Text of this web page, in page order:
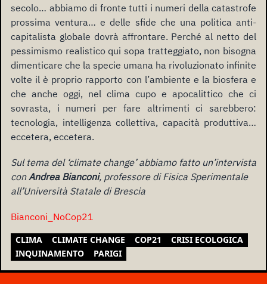
secolo… abbiamo di fronte tutti i numeri della catastrofe
prossima ventura… e delle sfide che una politica anti-
capitalista globale dovrà affrontare. Perché al netto del
pessimismo realistico qui sopa tratteggiato, non bisogna
dimenticare che la specie umana ha rivoluzionato infinite
volte il è proprio rapporto con l’ambiente e la biosfera e
che anche oggi, nel clima cupo e apocalittico che ci
sovrasta, i numeri per fare altrimenti ci sarebbero:
tecnologia, intelligenza collettiva, capacità produttiva…
eccetera, eccetera.
Sul tema del ‘climate change’ abbiamo fatto un’intervista
conAndrea Bianconi, professore di Fisica Sperimentale
all’Università Statale di Brescia
Bianconi_NoCop21
CLIMA CLIMATE CHANGE COP21
CRISI ECOLOGICA
INQUINAMENTO
PARIGI